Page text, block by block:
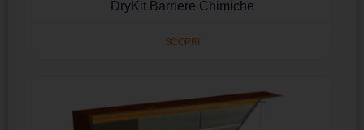
DryKit Barriere Chimiche
SCOPRI